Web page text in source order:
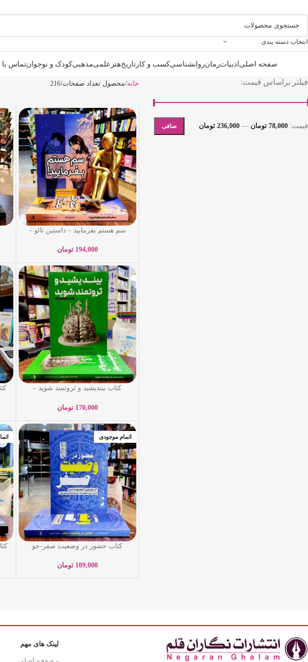
انتخاب دسته بندی
صفحه اصلی ادبیاترمانروانشناسیکسب و کار تاریخهنر علمیمذهبیکودک و نوجوانتماس با
فیلتر براساس قیمت:
صافی قيمت: 78,000 تومان — 236,000 تومان
خانه محصول تعداد صفحات 216
سم هستم بفرمایید – داستین تائو –
194,000 تومان
کتاب بیندیشید و ثروتمند شوید –
آراستگان
170,000 تومان
اتمام موجودی
کتاب حضور در وضعیت صفر-جو
109,000 تومان
لینک های مهم